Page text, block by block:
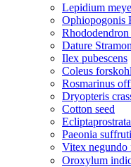
Lepidium
Ophiopogonis
Dature
Ilex pubescens
Coleus
Rosmarinus
Dryopteris
Cotton seed
Paeonia
Vitex negundo
Oroxylum